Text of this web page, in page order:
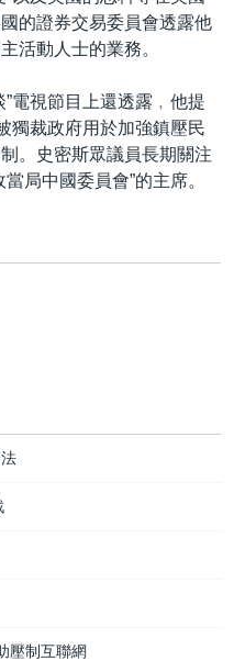
的證券交易委員會透露他
活動人士的業務。
電視節目上還透露﹐他提
獨裁政府用於加強鎮壓民
。史密斯眾議員長期關注
局中國委員會”的主席。
壓制互聯網